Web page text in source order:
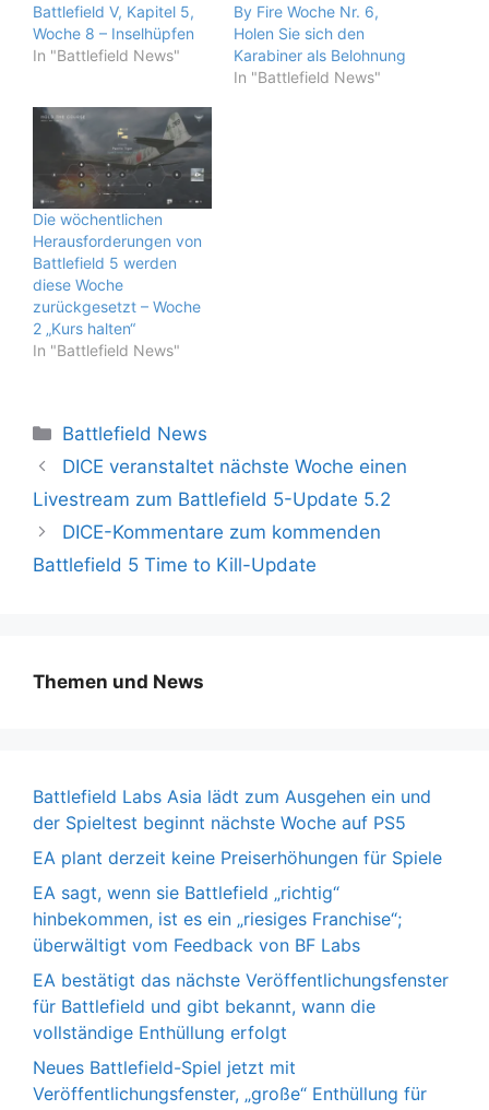
Battlefield V, Kapitel 5,
Woche 8 – Inselhüpfen
In "Battlefield News"
By Fire Woche Nr. 6,
Holen Sie sich den
Karabiner als Belohnung
In "Battlefield News"
Die wöchentlichen
Herausforderungen von
Battlefield 5 werden
diese Woche
zurückgesetzt – Woche
2 „Kurs halten“
In "Battlefield News"
Kategorien
Battlefield News
DICE veranstaltet nächste Woche einen
Livestream zum Battlefield 5-Update 5.2
DICE-Kommentare zum kommenden
Battlefield 5 Time to Kill-Update
Themen und News
Battlefield Labs Asia lädt zum Ausgehen ein und
der Spieltest beginnt nächste Woche auf PS5
EA plant derzeit keine Preiserhöhungen für Spiele
EA sagt, wenn sie Battlefield „richtig“
hinbekommen, ist es ein „riesiges Franchise“;
überwältigt vom Feedback von BF Labs
EA bestätigt das nächste Veröffentlichungsfenster
für Battlefield und gibt bekannt, wann die
vollständige Enthüllung erfolgt
Neues Battlefield-Spiel jetzt mit
Veröffentlichungsfenster, „große“ Enthüllung für